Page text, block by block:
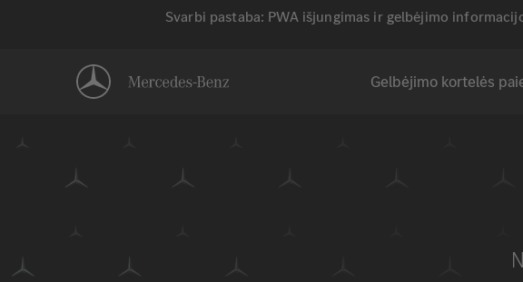
Svarbi pastaba: PWA išjungimas ir gelbėjimo
Gelbėjimo kortelės